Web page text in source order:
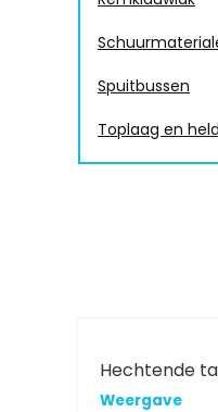
Spuitbussen
Toplaag en
Hechtende
Weergave